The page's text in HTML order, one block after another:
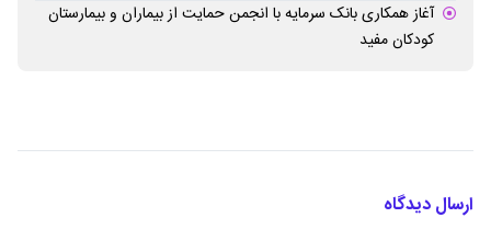
آغاز همکاری بانک سرمایه با انجمن حمایت از بیماران و بیمارستان
کودکان مفید
ارسال دیدگاه